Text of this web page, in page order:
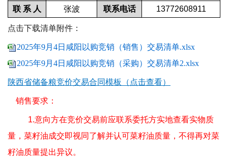
联 系 人 张波 联系电话 13772608911
点击下载清单附件：
2025年9月4日咸阳以购竞销（销售）交易清单.xlsx
2025年9月4日咸阳以购竞销（采购）交易清单2.xlsx
陕西省储备粮竞价交易合同模板（点击查看）
销售要求：
1.意向方在竞价交易前应联系委托方实地查看实物质
量，菜籽油成交即视同了解并认可菜籽油质量，不得再对菜
籽油质量提出异议。